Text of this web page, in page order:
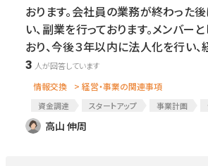
おります。会社員の業務が終わった
い、副業を行っております。メンバー
おり、今後３年以内に法人化を行い、
3
情報交換 > 経営・事業の関連事項
資金調達 スタートアップ 事業計画
事業計画書
高山 伸周